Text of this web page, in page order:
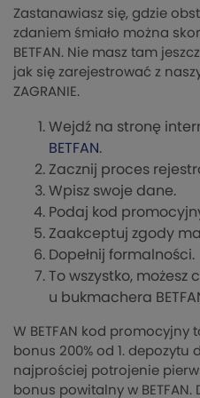
Zastanawiasz się, gdzie
zdaniem śmiało można
BETFAN. Nie masz tam
jak się zarejestrować z
ZAGRANIE.
Wejdź na stronę
BETFAN.
Zacznij proces
Wpisz swoje dane.
Podaj kod promocyjny
Zaakceptuj zgody
Dopełnij formalności.
To wszystko, możesz
u bukmachera
W BETFAN kod promocyjny
bonus 200% od 1. depozytu
najprościej potrojenie
bonus powitalny w